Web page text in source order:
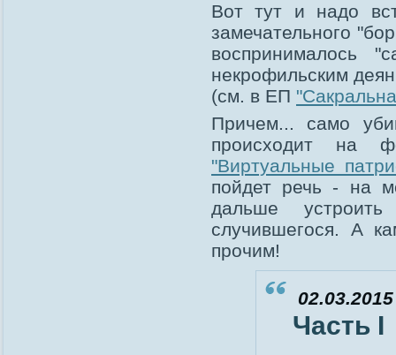
Вот тут и надо
замечательного
воспринималось
некрофильским
(см. в ЕП
Причем... само
происходит на
"Виртуальные
пойдет речь - на
дальше
случившегося. А
прочим!
Часть I